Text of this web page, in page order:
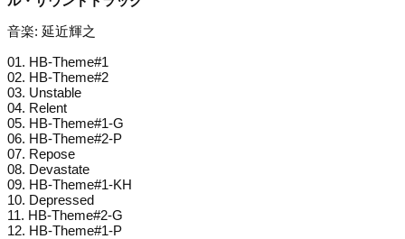
音楽: 延近輝之
01. HB-Theme#1
02. HB-Theme#2
03. Unstable
04. Relent
05. HB-Theme#1-G
06. HB-Theme#2-P
07. Repose
08. Devastate
09. HB-Theme#1-KH
10. Depressed
11. HB-Theme#2-G
12. HB-Theme#1-P